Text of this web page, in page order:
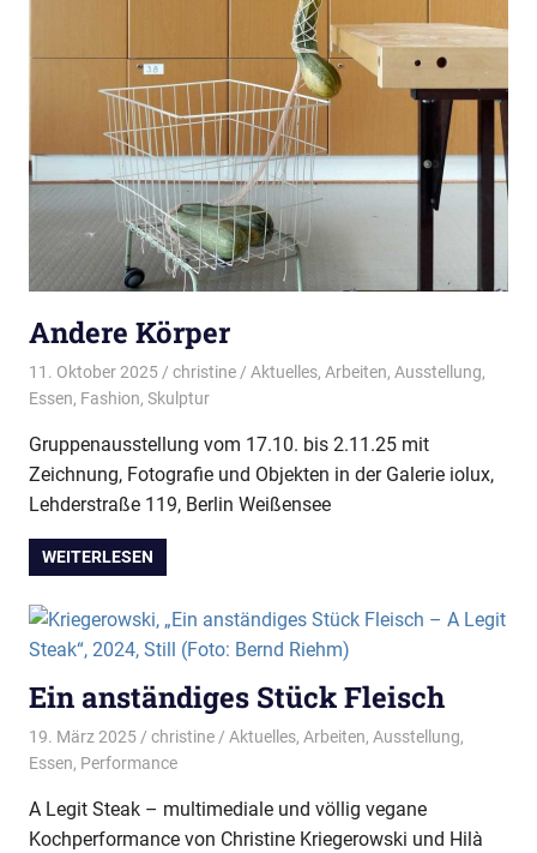
Andere Körper
11. Oktober 2025 christine Aktuelles, Arbeiten, Ausstellung,
Essen, Fashion, Skulptur
Gruppenausstellung vom 17.10. bis 2.11.25 mit
Zeichnung, Fotografie und Objekten in der Galerie iolux,
Lehderstraße 119, Berlin Weißensee
WEITERLESEN
Ein anständiges Stück Fleisch
19. März 2025 christine Aktuelles, Arbeiten, Ausstellung,
Essen, Performance
A Legit Steak – multimediale und völlig vegane
Kochperformance von Christine Kriegerowski und Hilà